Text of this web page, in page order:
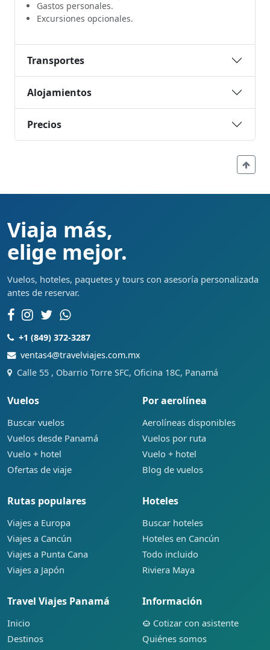
Gastos personales.
Excursiones opcionales.
Transportes
Alojamientos
Precios
Viaja más,
elige mejor.
Vuelos, hoteles, paquetes y tours con asesoría personalizada
antes de reservar.
+1 (849) 372-3287
ventas4@travelviajes.com.mx
Calle 55 , Obarrio Torre SFC, Oficina 18C, Panamá
Vuelos
Buscar vuelos
Vuelos desde Panamá
Vuelo + hotel
Ofertas de viaje
Por aerolínea
Aerolíneas disponibles
Vuelos por ruta
Vuelo + hotel
Blog de vuelos
Rutas populares
Viajes a Europa
Viajes a Cancún
Viajes a Punta Cana
Viajes a Japón
Hoteles
Buscar hoteles
Hoteles en Cancún
Todo incluido
Riviera Maya
Travel Viajes Panamá
Inicio
Destinos
Información
Cotizar con asistente
Quiénes somos